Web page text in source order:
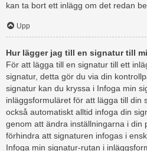
kan ta bort ett inlägg om det redan
Upp
Hur lägger jag till en signatur till
För att lägga till en signatur till ett
signatur, detta gör du via din
signatur kan du kryssa i Infoga min
inläggsformuläret för att lägga till din
också automatiskt alltid infoga din
genom att ändra inställningarna i din
förhindra att signaturen infogas i
Infoga min signatur-rutan i